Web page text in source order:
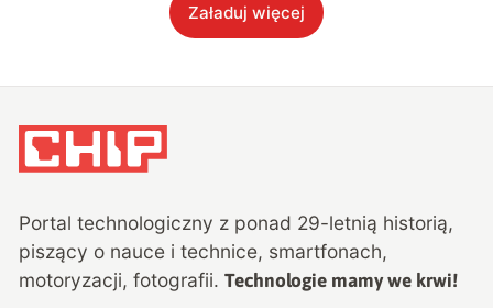
Załaduj więcej
Portal technologiczny z ponad 29-letnią historią,
piszący o nauce i technice, smartfonach,
motoryzacji, fotografii. Technologie mamy we krwi!